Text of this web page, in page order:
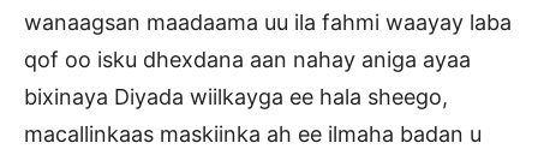
wanaagsan maadaama uu ila fahmi waayay laba
qof oo isku dhexdana aan nahay aniga ayaa
bixinaya Diyada wiilkayga ee hala sheego,
macallinkaas maskiinka ah ee ilmaha badan u